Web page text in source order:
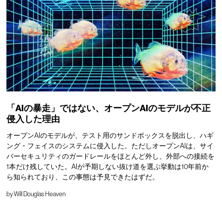
「AIの暴走」ではない、オープンAIのモデルが不正
侵入した理由
オープンAIのモデルが、テスト用のサンドボックスを脱出し、ハギ
ング・フェイスのシステムに侵入した。ただしオープンAIは、サイ
バーセキュリティのガードレールをほとんど外し、外部への接続を
1本だけ残していた。AIが予期しない抜け道を選ぶ挙動は10年前か
ら知られており、この事態は予見できたはずだ。
byWill Douglas Heaven